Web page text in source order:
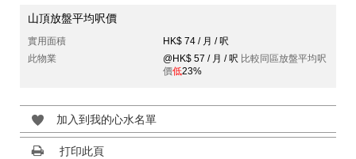
山頂放盤平均呎價
實用面積
HK$ 74 / 月 / 呎
此物業
@HK$ 57 / 月 / 呎 比較同區放盤平均呎
價低23%
加入到我的心水名單
打印此頁